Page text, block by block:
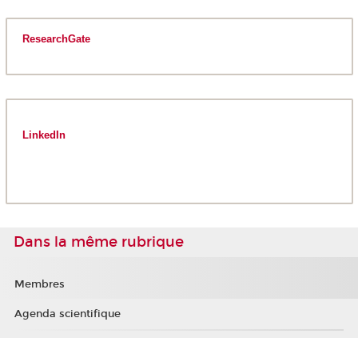
ResearchGate
LinkedIn
Dans la même rubrique
Membres
Agenda scientifique